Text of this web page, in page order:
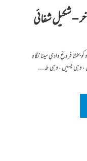
– شکیل شفائی
بخشا فروغِ وادیِ سینا نگاہِ
، وہی یٰسیں ، وہی طه...